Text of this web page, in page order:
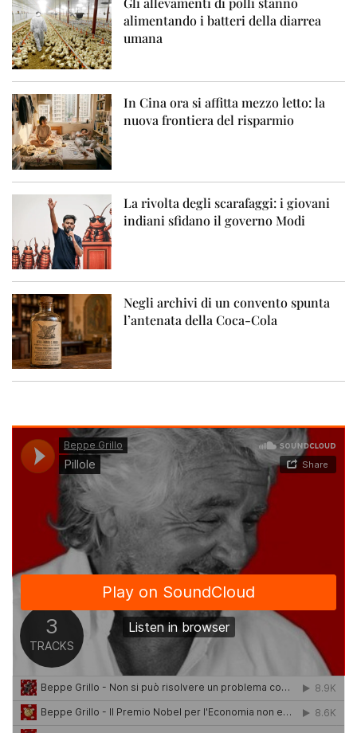
alimentando i batteri della diarrea
umana
In Cina ora si affitta mezzo letto: la
nuova frontiera del risparmio
La rivolta degli scarafaggi: i giovani
indiani sfidano il governo Modi
Negli archivi di un convento spunta
l’antenata della Coca-Cola